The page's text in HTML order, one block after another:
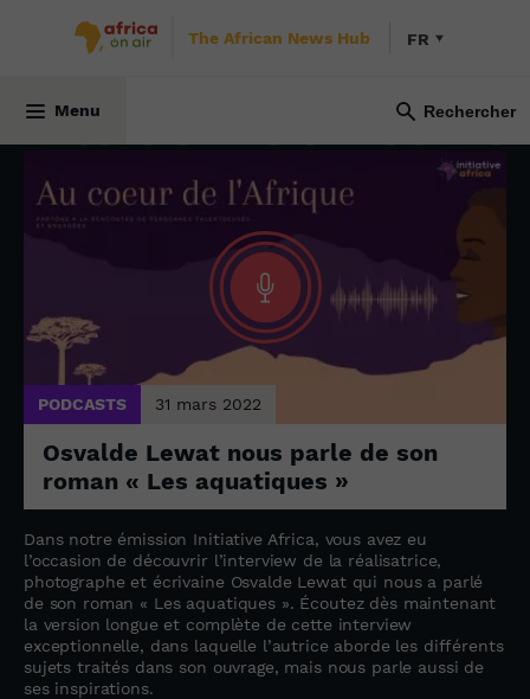
The African News Hub FR
Menu
TOUS NOS CONTENUS
All our content
PODCASTS 31 mars 2022
Osvalde Lewat nous parle de son
roman « Les aquatiques »
Dans notre émission Initiative Africa, vous avez eu
l’occasion de découvrir l’interview de la réalisatrice,
photographe et écrivaine Osvalde Lewat qui nous a parlé
de son roman « Les aquatiques ». Écoutez dès maintenant
la version longue et complète de cette interview
exceptionnelle, dans laquelle l’autrice aborde les différents
sujets traités dans son ouvrage, mais nous parle aussi de
ses inspirations.